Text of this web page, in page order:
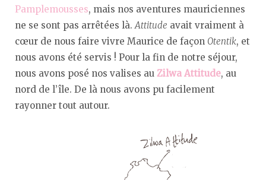
Pamplemousses, mais nos aventures mauriciennes
ne se sont pas arrêtées là.Attitude avait vraiment à
cœur de nous faire vivre Maurice de façon Otentik, et
nous avons été servis ! Pour la fin de notre séjour,
nous avons posé nos valises au Zilwa Attitude, au
nord de l’île. De là nous avons pu facilement
rayonner tout autour.